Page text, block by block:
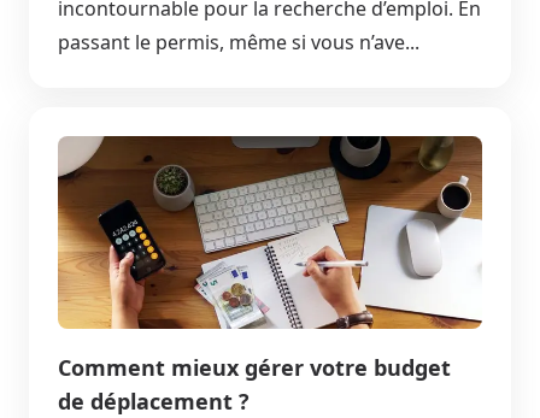
incontournable pour la recherche d’emploi. En
passant le permis, même si vous n’ave...
Comment mieux gérer votre budget
de déplacement ?